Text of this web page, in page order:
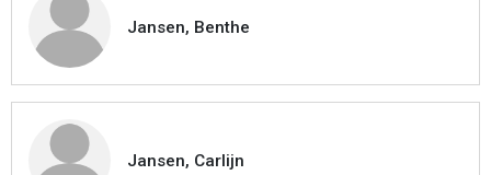
Jansen, Benthe
Jansen, Carlijn